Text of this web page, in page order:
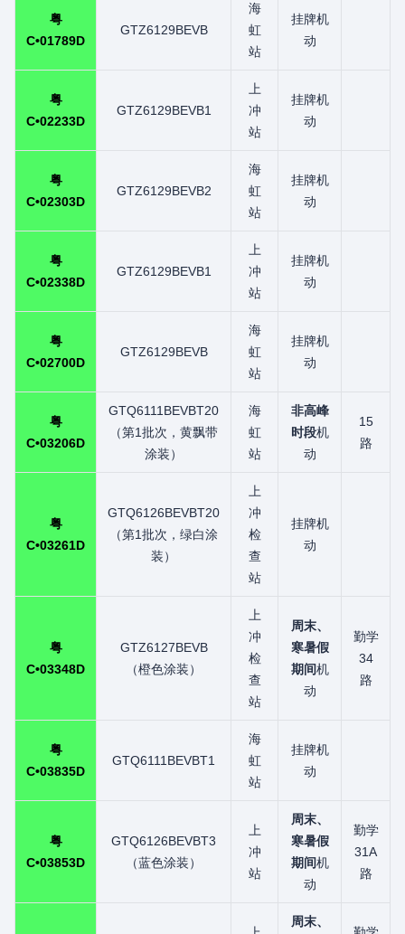
粤
C•01789D
GTZ6129BEVB
海
虹
站
挂牌机
动
粤
C•02233D
GTZ6129BEVB1
上
冲
站
挂牌机
动
粤
C•02303D
GTZ6129BEVB2
海
虹
站
挂牌机
动
粤
C•02338D
GTZ6129BEVB1
上
冲
站
挂牌机
动
粤
C•02700D
GTZ6129BEVB
海
虹
站
挂牌机
动
粤
C•03206D
GTQ6111BEVBT20
（第1批次，黄飘带
涂装）
海
虹
站
非高峰
时段机
动
15
路
粤
C•03261D
GTQ6126BEVBT20
（第1批次，绿白涂
装）
上
冲
检
查
站
挂牌机
动
粤
C•03348D
GTZ6127BEVB
（橙色涂装）
上
冲
检
查
站
周末、
寒暑假
期间机
动
勤学
34
路
粤
C•03835D
GTQ6111BEVBT1
海
虹
站
挂牌机
动
粤
C•03853D
GTQ6126BEVBT3
（蓝色涂装）
上
冲
站
周末、
寒暑假
期间机
动
勤学
31A
路
周末、